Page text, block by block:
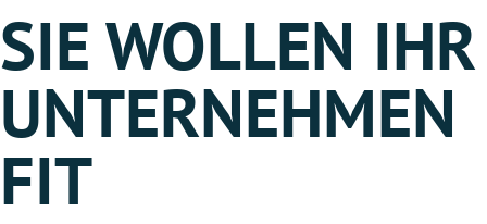
SIE WOLLEN IHR
UNTERNEHMEN
FIT